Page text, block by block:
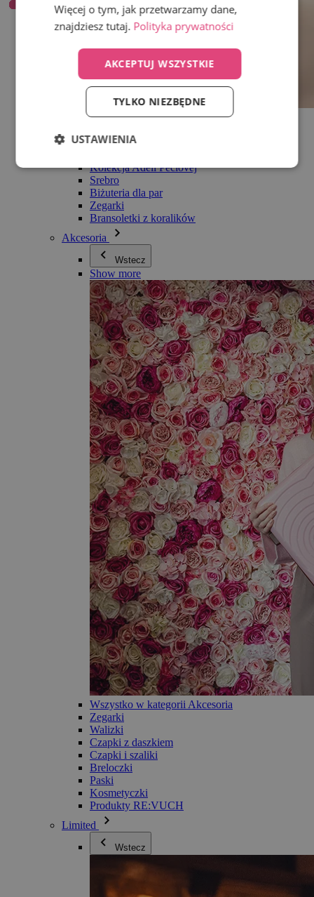
Wszystko w kategorii Biżuteria
Bransoletki
Kolekcja Adéli Pečlovej
Srebro
Biżuteria dla par
Zegarki
Bransoletki z koralików
Akcesoria
Wstecz
Show more
Wszystko w kategorii Akcesoria
Zegarki
Walizki
Czapki z daszkiem
Czapki i szaliki
Breloczki
Paski
Kosmetyczki
Produkty RE:VUCH
Limited
Wstecz
Więcej o tym, jak przetwarzamy dane,
znajdziesz tutaj. Polityka prywatności
AKCEPTUJ WSZYSTKIE
TYLKO NIEZBĘDNE
USTAWIENIA